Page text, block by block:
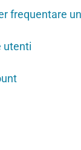
frequentare
utenti